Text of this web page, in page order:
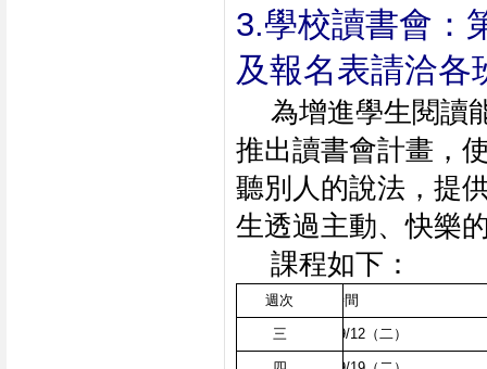
3.學校讀書會：
及報名表請洽各
為增進學生閱讀
推出讀書會計畫，
聽別人的說法，提
生透過主動、快樂
課程如下：
週次 時間
三 09/12（二）